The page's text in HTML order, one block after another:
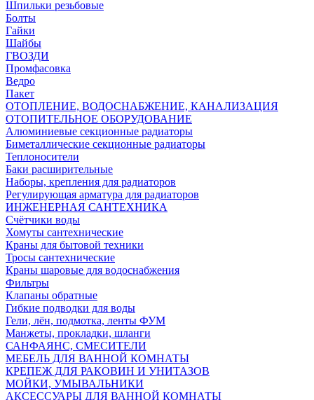
Шпильки резьбовые
Болты
Гайки
Шайбы
ГВОЗДИ
Промфасовка
Ведро
Пакет
ОТОПЛЕНИЕ, ВОДОСНАБЖЕНИЕ, КАНАЛИЗАЦИЯ
ОТОПИТЕЛЬНОЕ ОБОРУДОВАНИЕ
Алюминиевые секционные радиаторы
Биметаллические секционные радиаторы
Теплоносители
Баки расширительные
Наборы, крепления для радиаторов
Регулирующая арматура для радиаторов
ИНЖЕНЕРНАЯ САНТЕХНИКА
Счётчики воды
Хомуты сантехнические
Краны для бытовой техники
Тросы сантехнические
Краны шаровые для водоснабжения
Фильтры
Клапаны обратные
Гибкие подводки для воды
Гели, лён, подмотка, ленты ФУМ
Манжеты, прокладки, шланги
САНФАЯНС, СМЕСИТЕЛИ
МЕБЕЛЬ ДЛЯ ВАННОЙ КОМНАТЫ
КРЕПЕЖ ДЛЯ РАКОВИН И УНИТАЗОВ
МОЙКИ, УМЫВАЛЬНИКИ
АКСЕССУАРЫ ДЛЯ ВАННОЙ КОМНАТЫ